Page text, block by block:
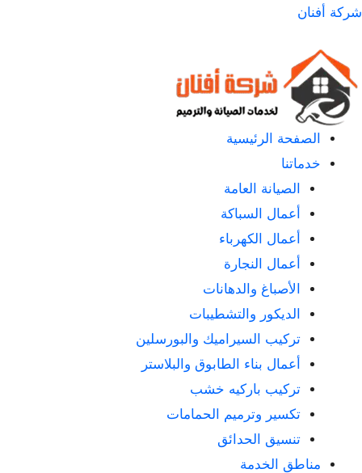
التجاوز
المحتوى
شركة أفنان
الصفحة الرئيسية
خدماتنا
الصيانة العامة
أعمال السباكة
أعمال الكهرباء
أعمال النجارة
الأصباغ والدهانات
الديكور والتشطيبات
تركيب السيراميك والبورسلين
أعمال بناء الطابوق والبلاستر
تركيب باركيه خشب
تكسير وترميم الحمامات
تنسيق الحدائق
مناطق الخدمة